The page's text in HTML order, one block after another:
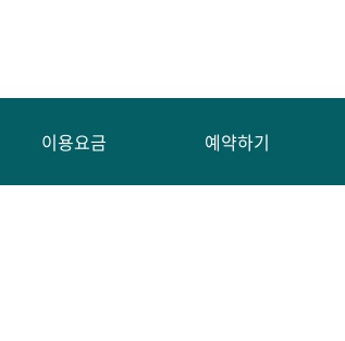
이용요금 예약하기